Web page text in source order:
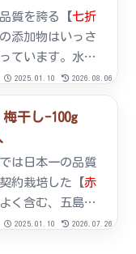
質を誇る【七折
添加物はいっさ
ています。水で
クテル、お菓子
：500ml原材
保管方法：冷暗
2025.01.10 2026.08.06
梅干し-100g
は日本一の品質
約栽培した【赤
く含む、五島列
った安心安全の梅
2025.01.10 2026.07.26